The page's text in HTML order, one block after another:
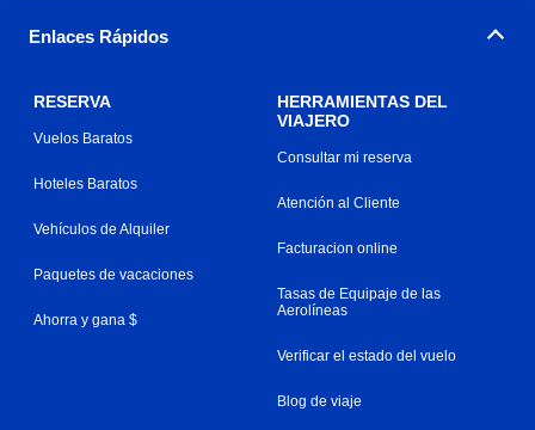
Enlaces Rápidos
RESERVA
Vuelos Baratos
Hoteles Baratos
Vehículos de Alquiler
Paquetes de vacaciones
Ahorra y gana $
HERRAMIENTAS DEL
VIAJERO
Consultar mi reserva
Atención al Cliente
Facturacion online
Tasas de Equipaje de las
Aerolíneas
Verificar el estado del vuelo
Blog de viaje